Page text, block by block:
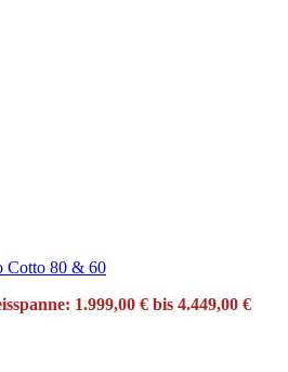
Cotto 80 & 60
1.999,00 € bis 4.449,00 €